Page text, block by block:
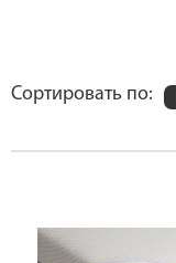
Сортировать по: